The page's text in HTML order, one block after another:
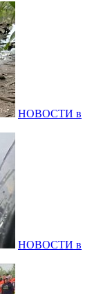
НОВОСТИ в
НОВОСТИ в